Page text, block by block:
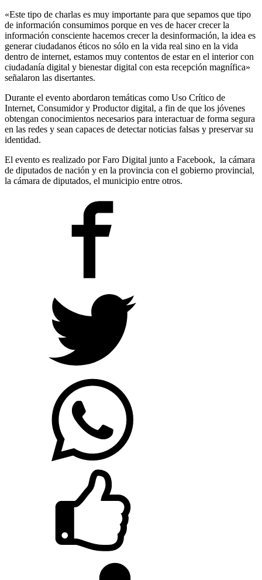
«Este tipo de charlas es muy importante para que sepamos que tipo
de información consumimos porque en ves de hacer crecer la
información consciente hacemos crecer la desinformación, la idea es
generar ciudadanos éticos no sólo en la vida real sino en la vida
dentro de internet, estamos muy contentos de estar en el interior con
ciudadanía digital y bienestar digital con esta recepción magnífica»
señalaron las disertantes.
Durante el evento abordaron temáticas como Uso Crítico de
Internet, Consumidor y Productor digital, a fin de que los jóvenes
obtengan conocimientos necesarios para interactuar de forma segura
en las redes y sean capaces de detectar noticias falsas y preservar su
identidad.
El evento es realizado por Faro Digital junto a Facebook, la cámara
de diputados de nación y en la provincia con el gobierno provincial,
la cámara de diputados, el municipio entre otros.